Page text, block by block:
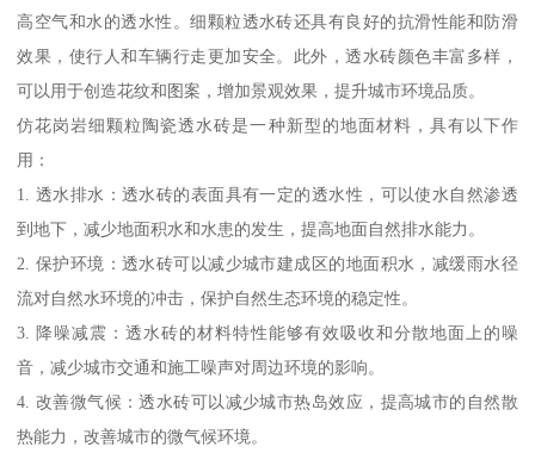
高空气和水的透水性。细颗粒透水砖还具有良好的抗滑性能和防滑
效果，使行人和车辆行走更加安全。此外，透水砖颜色丰富多样，
可以用于创造花纹和图案，增加景观效果，提升城市环境品质。
仿花岗岩细颗粒陶瓷透水砖是一种新型的地面材料，具有以下作
用：
1. 透水排水：透水砖的表面具有一定的透水性，可以使水自然渗透
到地下，减少地面积水和水患的发生，提高地面自然排水能力。
2. 保护环境：透水砖可以减少城市建成区的地面积水，减缓雨水径
流对自然水环境的冲击，保护自然生态环境的稳定性。
3. 降噪减震：透水砖的材料特性能够有效吸收和分散地面上的噪
音，减少城市交通和施工噪声对周边环境的影响。
4. 改善微气候：透水砖可以减少城市热岛效应，提高城市的自然散
热能力，改善城市的微气候环境。